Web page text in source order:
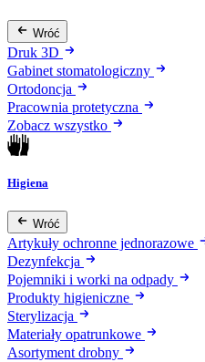
Wróć
Druk 3D
Gabinet stomatologiczny
Ortodoncja
Pracownia protetyczna
Zobacz wszystko
Higiena
Wróć
Artykuły ochronne jednorazowe
Dezynfekcja
Pojemniki i worki na odpady
Produkty higieniczne
Sterylizacja
Materiały opatrunkowe
Asortyment drobny